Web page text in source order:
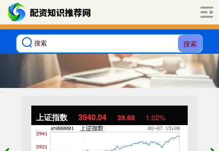
搜索
上证指数 3940.04 39.68 1.02%